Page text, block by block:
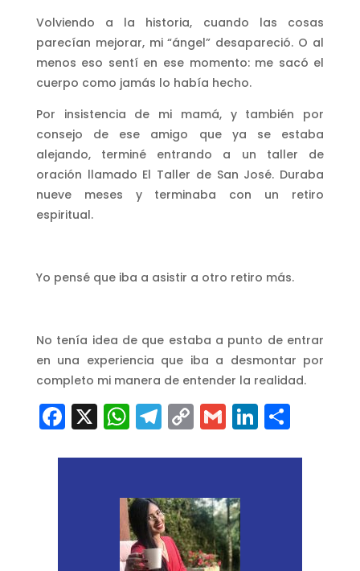
Volviendo a la historia, cuando las cosas
parecían mejorar, mi “ángel” desapareció. O al
menos eso sentí en ese momento: me sacó el
cuerpo como jamás lo había hecho.
Por insistencia de mi mamá, y también por
consejo de ese amigo que ya se estaba
alejando, terminé entrando a un taller de
oración llamado El Taller de San José. Duraba
nueve meses y terminaba con un retiro
espiritual.
Yo pensé que iba a asistir a otro retiro más.
No tenía idea de que estaba a punto de entrar
en una experiencia que iba a desmontar por
completo mi manera de entender la realidad.
Facebook
X WhatsApp
Telegram
Copy
Link
Gmail